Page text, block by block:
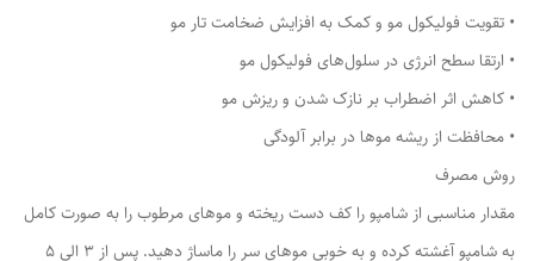
• تقویت فولیکول مو و کمک به افزایش ضخامت تار مو
• ارتقا سطح انرژی در سلول‌های فولیکول مو
• کاهش اثر اضطراب بر نازک شدن و ریزش مو
• محافظت از ریشه موها در برابر آلودگی
روش مصرف
مقدار مناسبی از شامپو را کف دست ریخته و موهای مرطوب را به صورت کامل
به شامپو آغشته کرده و به خوبی موهای سر را ماساژ دهید. پس از 3 الی 5